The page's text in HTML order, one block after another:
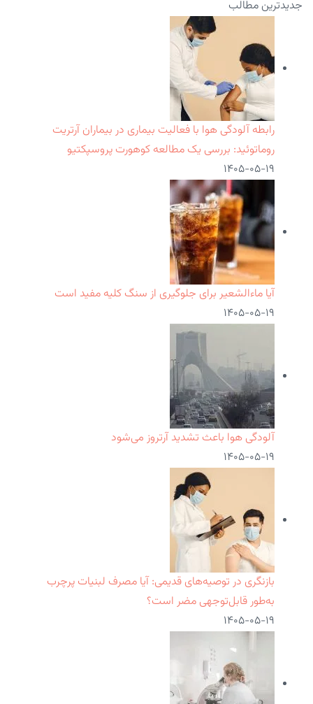
جدیدترین مطالب
رابطه آلودگی هوا با فعالیت بیماری در بیماران آرتریت
روماتوئید: بررسی یک مطالعه کوهورت پروسپکتیو
۱۴۰۵-۰۵-۱۹
آیا ماءالشعیر برای جلوگیری از سنگ کلیه مفید است
۱۴۰۵-۰۵-۱۹
آلودگی هوا باعث تشدید آرتروز می‌شود
۱۴۰۵-۰۵-۱۹
بازنگری در توصیه‌های قدیمی: آیا مصرف لبنیات پرچرب
به‌طور قابل‌توجهی مضر است؟
۱۴۰۵-۰۵-۱۹